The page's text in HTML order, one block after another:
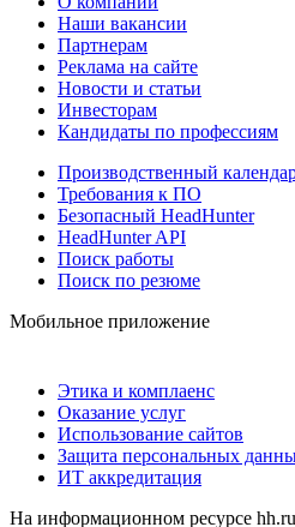
Наши вакансии
Партнерам
Реклама на сайте
Новости и статьи
Инвесторам
Кандидаты по профессиям
Производственный
Требования к ПО
Безопасный HeadHunter
HeadHunter API
Поиск работы
Поиск по резюме
Мобильное приложение
Этика и комплаенс
Оказание услуг
Использование сайтов
Защита персональных
ИТ аккредитация
На информационном ресурсе hh.ru